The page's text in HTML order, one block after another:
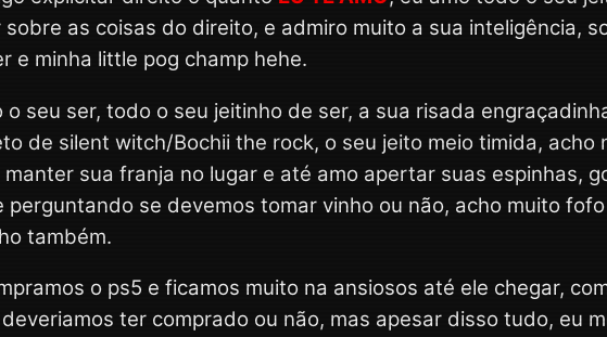
as coisas do direito, e admiro muito a sua inteligência,
e minha little pog champ hehe.
o seu ser, todo o seu jeitinho de ser, a sua risada
de silent witch/Bochii the rock, o seu jeito meio timida, acho
sua franja no lugar e até amo apertar suas espinhas,
perguntando se devemos tomar vinho ou não, acho muito
também.
o ps5 e ficamos muito na ansiosos até ele chegar,
ter comprado ou não, mas apesar disso tudo, eu